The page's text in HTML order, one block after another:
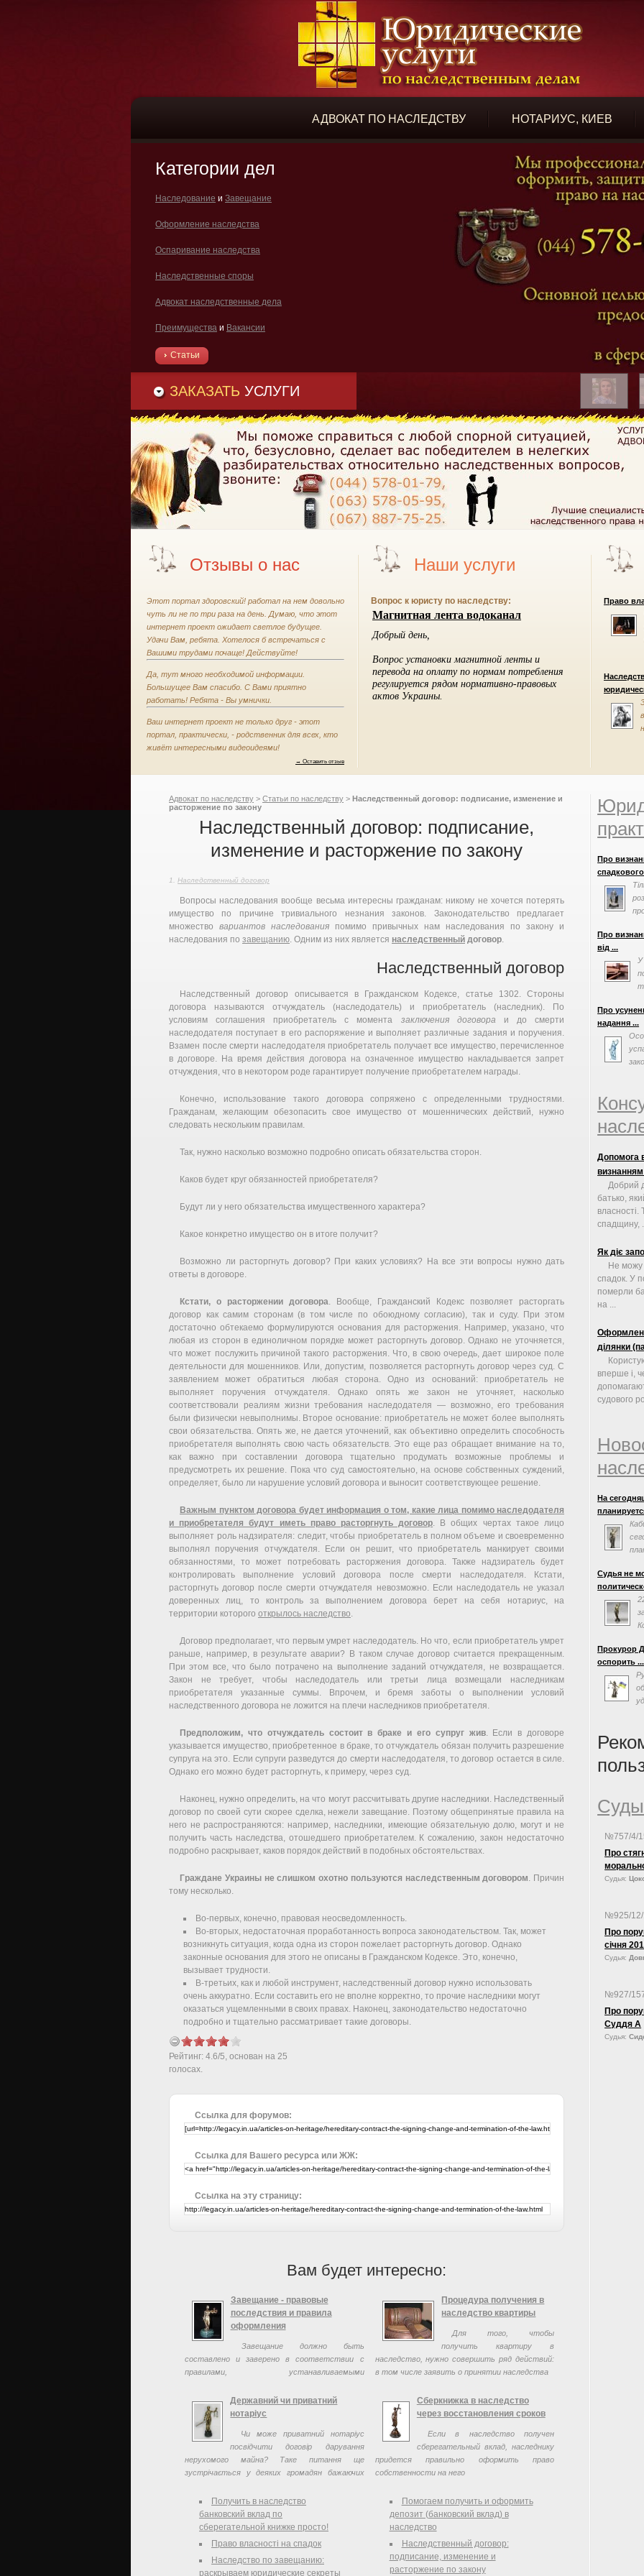
АДВОКАТ ПО НАСЛЕДСТВУ НОТАРИУС, КИЕВ
Категории дел
Наследование и Завещание
Оформление наследства
Оспаривание наследства
Наследственные споры
Адвокат наследственные дела
Преимущества и Вакансии
Статьи
ЗАКАЗАТЬ УСЛУГИ
Отзывы о нас
Этот портал здоровский! работал на нем довольно
чуть ли не по три раза на день. Думаю, что этот
интернет проект ожидает светлое будущее.
Удачи Вам, ребята. Хотелося б встречаться с
Вашими трудами почаще! Действуйте!
Да, тут много необходимой информации.
Большущее Вам спасибо. С Вами приятно
работать! Ребята - Вы умнички.
Ваш интернет проект не только друг - этот
портал, практически, - родственник для всех, кто
живёт интересными видеоидеями!
→ Оставить отзыв
Наши услуги
Вопрос к юристу по наследству:
Право
Адвокат по наследству > Статьи по наследству > Наследственный договор: подписание, изменение и
расторжение по закону
Наследственный договор: подписание,
изменение и расторжение по закону
Наследственный договор
Вопросы наследования вообще весьма интересны гражданам: никому не хочется потерять
имущество по причине тривиального незнания законов. Законодательство предлагает
множество вариантов наследования помимо привычных нам наследования по закону и
наследования по завещанию. Одним из них является наследственный договор.
Наследственный договор
Наследственный договор описывается в Гражданском Кодексе, статье 1302. Стороны
договора называются отчуждатель (наследодатель) и приобретатель (наследник). По
условиям соглашения приобретатель с момента заключения договора и до смерти
наследодателя поступает в его распоряжение и выполняет различные задания и поручения.
Взамен после смерти наследодателя приобретатель получает все имущество, перечисленное
в договоре. На время действия договора на означенное имущество накладывается запрет
отчуждения, что в некотором роде гарантирует получение приобретателем награды.
Конечно, использование такого договора сопряжено с определенными трудностями.
Гражданам, желающим обезопасить свое имущество от мошеннических действий, нужно
следовать нескольким правилам.
Так, нужно насколько возможно подробно описать обязательства сторон.
Каков будет круг обязанностей приобретателя?
Будут ли у него обязательства имущественного характера?
Какое конкретно имущество он в итоге получит?
Возможно ли расторгнуть договор? При каких условиях? На все эти вопросы нужно дать
ответы в договоре.
Кстати, о расторжении договора. Вообще, Гражданский Кодекс позволяет расторгать
договор как самим сторонам (в том числе по обоюдному согласию), так и суду. При этом
достаточно обтекаемо формулируются основания для расторжения. Например, указано, что
любая из сторон в единоличном порядке может расторгнуть договор. Однако не уточняется,
что может послужить причиной такого расторжения. Что, в свою очередь, дает широкое поле
деятельности для мошенников. Или, допустим, позволяется расторгнуть договор через суд. С
заявлением может обратиться любая сторона. Одно из оснований: приобретатель не
выполняет поручения отчуждателя. Однако опять же закон не уточняет, насколько
соответствовали реалиям жизни требования наследодателя — возможно, его требования
были физически невыполнимы. Второе основание: приобретатель не может более выполнять
свои обязательства. Опять же, не дается уточнений, как объективно определить способность
приобретателя выполнять свою часть обязательств. Это еще раз обращает внимание на то,
как важно при составлении договора тщательно продумать возможные проблемы и
предусмотреть их решение. Пока что суд самостоятельно, на основе собственных суждений,
определяет, было ли нарушение условий договора и выносит соответствующее решение.
Важным пунктом договора будет информация о том, какие лица помимо наследодателя
и приобретателя будут иметь право расторгнуть договор. В общих чертах такое лицо
выполняет роль надзирателя: следит, чтобы приобретатель в полном объеме и своевременно
выполнял поручения отчуждателя. Если он решит, что приобретатель манкирует своими
обязанностями, то может потребовать расторжения договора. Также надзиратель будет
контролировать выполнение условий договора после смерти наследодателя. Кстати,
расторгнуть договор после смерти отчуждателя невозможно. Если наследодатель не указал
доверенных лиц, то контроль за выполнением договора берет на себя нотариус, на
территории которого открылось наследство.
Договор предполагает, что первым умрет наследодатель. Но что, если приобретатель умрет
раньше, например, в результате аварии? В таком случае договор считается прекращенным.
При этом все, что было потрачено на выполнение заданий отчуждателя, не возвращается.
Закон не требует, чтобы наследодатель или третьи лица возмещали наследникам
приобретателя указанные суммы. Впрочем, и бремя заботы о выполнении условий
наследственного договора не ложится на плечи наследников приобретателя.
Предположим, что отчуждатель состоит в браке и его супруг жив. Если в договоре
указывается имущество, приобретенное в браке, то отчуждатель обязан получить разрешение
супруга на это. Если супруги разведутся до смерти наследодателя, то договор остается в силе.
Однако его можно будет расторгнуть, к примеру, через суд.
Наконец, нужно определить, на что могут рассчитывать другие наследники. Наследственный
договор по своей сути скорее сделка, нежели завещание. Поэтому общепринятые правила на
него не распространяются: например, наследники, имеющие обязательную долю, могут и не
получить часть наследства, отошедшего приобретателем. К сожалению, закон недостаточно
подробно раскрывает, каков порядок действий в подобных обстоятельствах.
Граждане Украины не слишком охотно пользуются наследственным договором. Причин
тому несколько.
Во-первых, конечно, правовая неосведомленность.
Во-вторых, недостаточная проработанность вопроса законодательством. Так, может
возникнуть ситуация, когда одна из сторон пожелает расторгнуть договор. Однако
законные основания для этого не описаны в Гражданском Кодексе. Это, конечно,
вызывает трудности.
В-третьих, как и любой инструмент, наследственный договор нужно использовать
очень аккуратно. Если составить его не вполне корректно, то прочие наследники могут
оказаться ущемленными в своих правах. Наконец, законодательство недостаточно
подробно и тщательно рассматривает такие договоры.
Рейтинг: 4.6/5, основан на 25
голосах.
Ссылка для форумов:
Ссылка для Вашего ресурса или ЖЖ:
Ссылка на эту страницу:
Вам будет интересно:
Завещание - правовые
последствия и правила
оформления
Завещание должно быть
составлено и заверено в соответствии с
правилами, устанавливаемыми
Державний чи приватний
нотаріус
Чи може приватний нотаріус
посвідчити договір дарування
нерухомого майна? Таке питання ще
зустрічається у деяких громадян бажаючих
Получить в наследство
банковский вклад по
сберегательной книжке просто!
Право власності на спадок
Наследство по завещанию:
раскрываем юридические секреты
Процедура получения в
наследство квартиры
Для того, чтобы
получить квартиру в
наследство, нужно совершить ряд действий:
в том числе заявить о принятии наследства
Сберкнижка в наследство
через восстановления сроков
Если в наследство получен
сберегательный вклад, наследнику
придется правильно оформить право
собственности на него
Помогаем получить и оформить
депозит (банковский вклад) в
наследство
Наследственный договор:
подписание, изменение и
расторжение по закону
Про
Про
від ...
У
Про
надання ...
Допомога
Добрий
батько,
спадщину,
Як діє
Не можу
спадок. У
померли
на ...
ділянки
вперше і,
судового
На
заседания
Судья не
власти на
Суда
«одним из
Прокурор
оспорить ...
№757/4/
Про
Судья:
№925/
Про
Судья:
№927/
Про
Суддя А
Судья: